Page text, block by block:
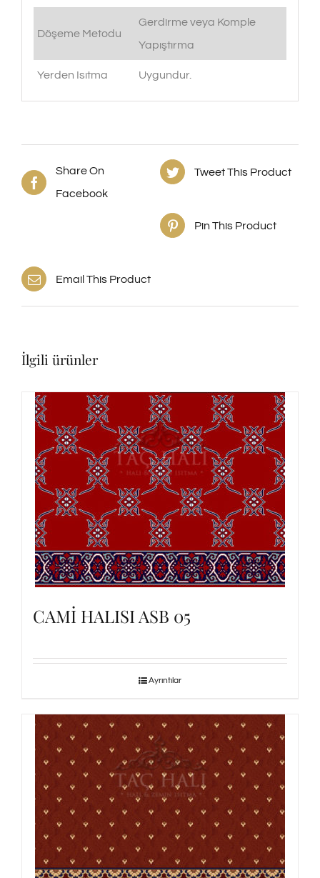
Döşeme Metodu
Gerdirme veya Komple
Yapıştırma
Yerden Isıtma Uygundur.
Share On
Facebook
Tweet This Product
Pin This Product
Email This Product
İlgili ürünler
CAMİ HALISI ASB 05
Ayrıntılar